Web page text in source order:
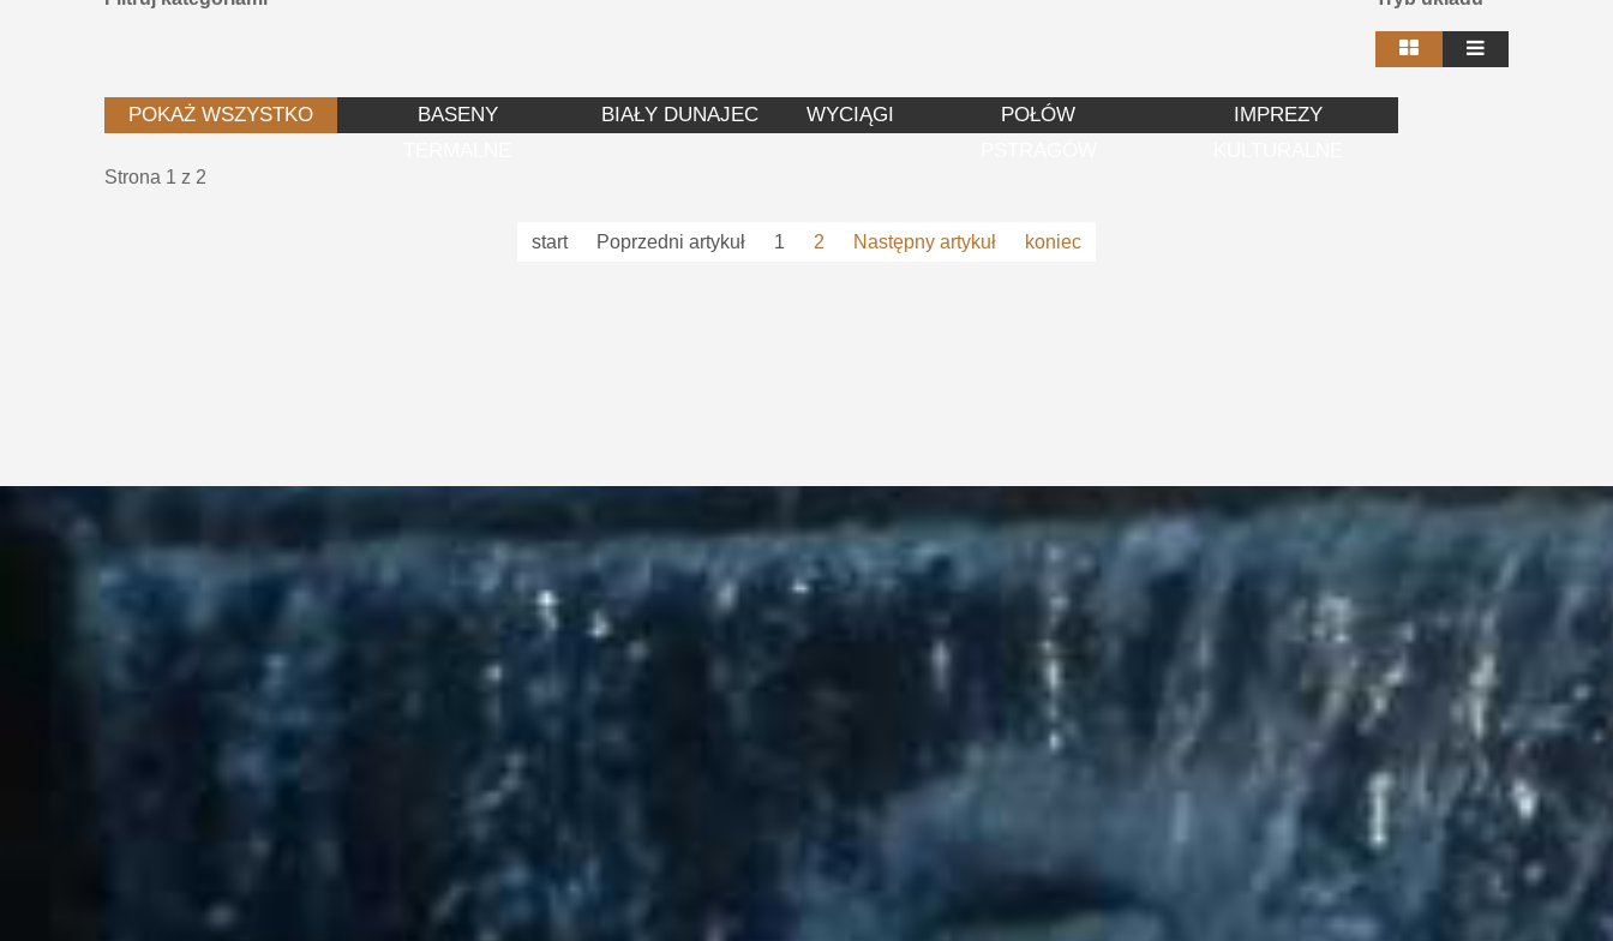
POKAŻ WSZYSTKO
BASENY
BIAŁY DUNAJEC WYCIĄGI
POŁÓW
IMPREZY
Strona 1 z 2
start Poprzedni artykuł 1 2 Następny artykuł koniec
BIAŁY DUNAJEC
- wieś podhalańska połozona przy drodze "zakopiance" nad potokiem o tej samej nazwie.
Na jej skraju znajdują się główne atrakcje Białego Dunajca - kompleksy
Termy Podhalańskie
pochodzą z 1564 r., w dokumentach królewskich podaje się, że jest to osada, w której żyje 6 kmieci. Akt lokacyjny
został wystawiony 15 lat później – 23 lutego 1579 r.
Pierwszym sołtysem został kmieć Jędrzej Pawlik (pełnił funkcję zasadźcy wsi). Jego potomkowie za udział w wojnach na kresach Rzeczypospolitej zostali